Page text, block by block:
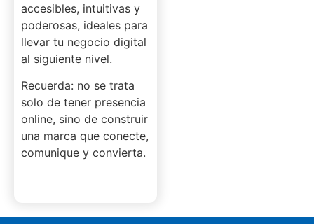
accesibles, intuitivas y
poderosas, ideales para
llevar tu negocio digital
al siguiente nivel.
Recuerda: no se trata
solo de tener presencia
online, sino de construir
una marca que conecte,
comunique y convierta.